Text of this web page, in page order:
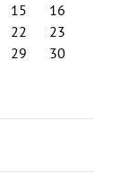
15
16
22
23
29
30